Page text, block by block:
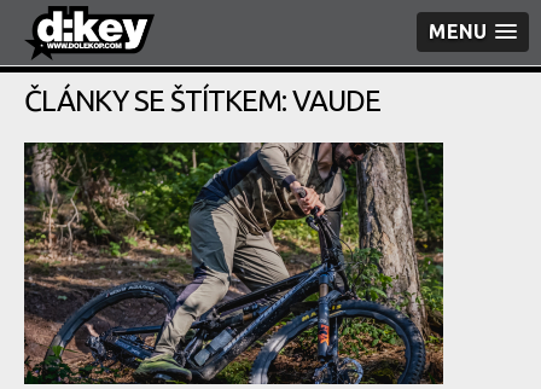
MENU
ČLÁNKY SE ŠTÍTKEM: VAUDE